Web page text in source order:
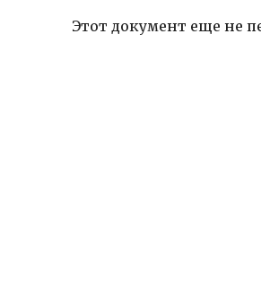
Этот документ еще не